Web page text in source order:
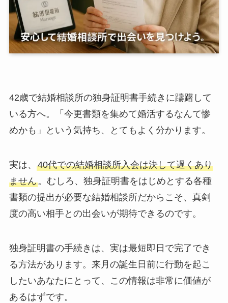
42歳で結婚相談所の独身証明書手続きに躊躇して
いる方へ。「今更書類を集めて婚活するなんて惨
めかも」という気持ち、とてもよく分かります。
実は、 40代での結婚相談所入会は決して遅くあり
ません。むしろ、独身証明書をはじめとする各種
書類の提出が必要な結婚相談所だからこそ、真剣
度の高い相手との出会いが期待できるのです。
独身証明書の手続きは、実は最短即日で完了でき
る方法があります。来月の誕生日前に行動を起こ
したいあなたにとって、この情報は非常に価値が
あるはずです。